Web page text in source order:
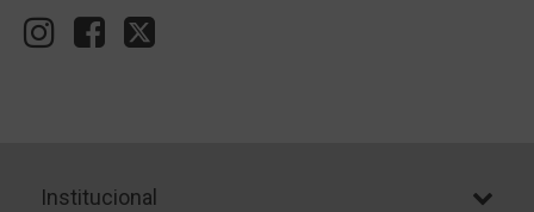
Institucional